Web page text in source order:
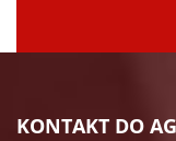
KONTAKT DO